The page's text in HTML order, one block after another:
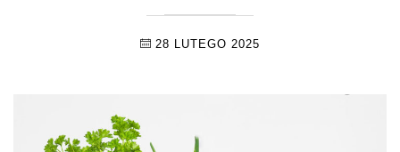
28 LUTEGO 2025